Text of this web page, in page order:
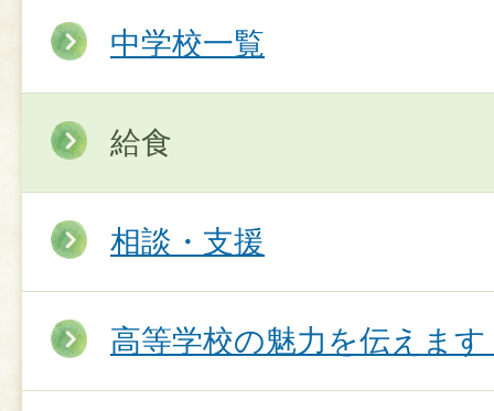
中学校一覧
給食
相談・支援
高等学校の魅力を伝えま